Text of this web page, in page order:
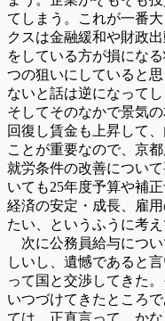
てしまう。これが一番
クスは金融緩和や財政
をしている方が損にな
つの狙いにしていると
ないと話は逆になって
そしてそのなかで景気
回復し賃金も上昇して
ことが重要なので、京
就労条件の改善につい
いても25年度予算や補
経済の安定・成長、雇
たい、というふうに考え
次に公務員給与につい
しいし、遺憾であると
って国と交渉してきた
いつづけてきたところ
ては、正直言って、か